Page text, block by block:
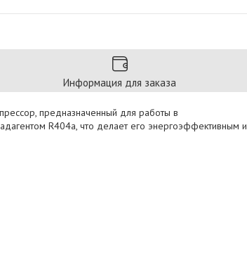
Информация для заказа
предназначенный для работы в
R404a, что делает его энергоэффективным и